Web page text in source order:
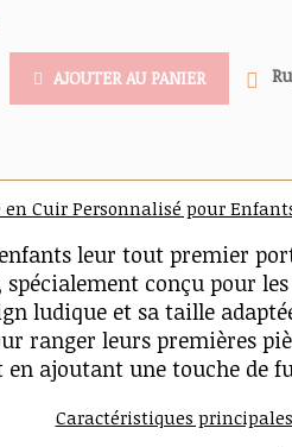
AJOUTER AU PANIER
Cuir Personnalisé pour
leur tout premier
spécialement conçu pour
ludique et sa taille
ranger leurs premières
ajoutant une touche de
Caractéristiques